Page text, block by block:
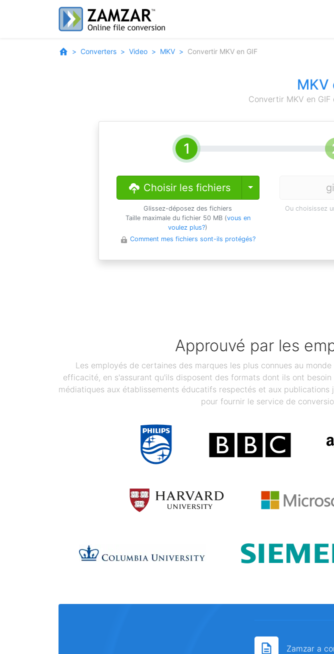
Converters Video MKV Convertir MKV en GIF
MKV
Convertir MKV en
Choisir les fichiers Toggle Dropdown
Glissez-déposez des fichiers
Taille maximale du fichier 50 MB (vous en
voulez plus?)
Comment mes fichiers sont-ils protégés?
Ou choisissez
Approuvé par les
Les employés de certaines des marques les plus connues au
efficacité, en s'assurant qu'ils disposent des formats dont ils ont
médiatiques aux établissements éducatifs respectés et aux
pour fournir le service de
Zamzar a